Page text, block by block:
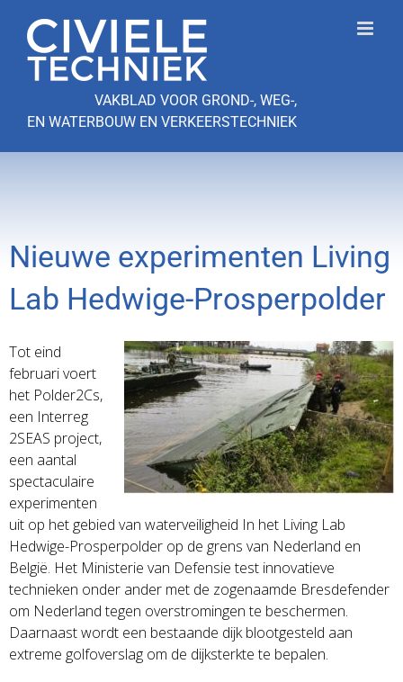
naar
inhoud
VAKBLAD VOOR GROND-, WEG-,
EN WATERBOUW EN VERKEERSTECHNIEK
Nieuwe experimenten Living
Lab Hedwige-Prosperpolder
Tot eind
februari voert
het Polder2Cs,
een Interreg
2SEAS project,
een aantal
spectaculaire
experimenten
uit op het gebied van waterveiligheid In het Living Lab
Hedwige-Prosperpolder op de grens van Nederland en
België. Het Ministerie van Defensie test innovatieve
technieken onder ander met de zogenaamde Bresdefender
om Nederland tegen overstromingen te beschermen.
Daarnaast wordt een bestaande dijk blootgesteld aan
extreme golfoverslag om de dijksterkte te bepalen.